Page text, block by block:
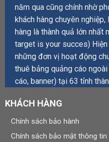
năm qua cũng chính nhờ
khách hàng chuyên
hàng là thành quả lớn nhất
target is your succes)
những đơn vị hoạt động
thuê bảng quảng cáo
cáo, banner) tại 63 tỉnh
KHÁCH HÀNG
Chính sách bảo hành
Chính sách bảo mật thông tin